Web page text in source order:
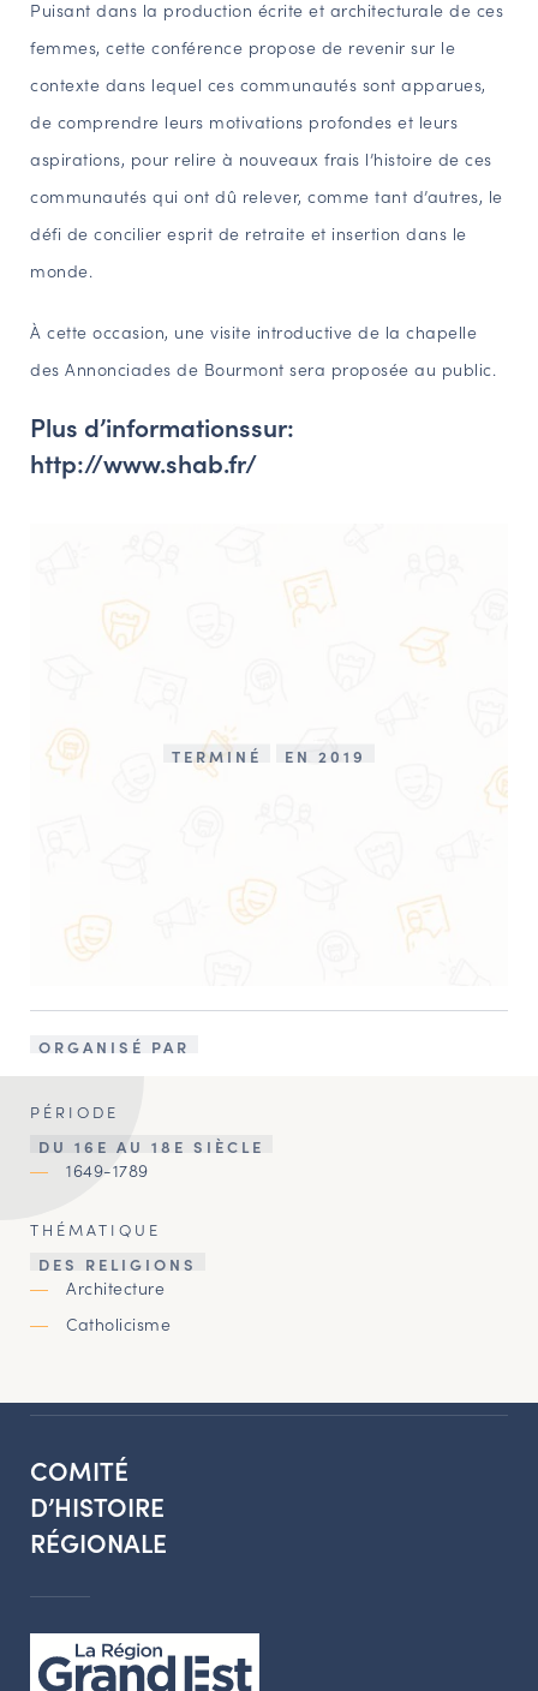
Puisant dans la production écrite et architecturale de ces
femmes, cette conférence propose de revenir sur le
contexte dans lequel ces communautés sont apparues,
de comprendre leurs motivations profondes et leurs
aspirations, pour relire à nouveaux frais l’histoire de ces
communautés qui ont dû relever, comme tant d’autres, le
défi de concilier esprit de retraite et insertion dans le
monde.
À cette occasion, une visite introductive de la chapelle
des Annonciades de Bourmont sera proposée au public.
Plus d’informationssur:
http://www.shab.fr/
TERMINÉ EN 2019
ORGANISÉ PAR
PÉRIODE
DU 16E AU 18E SIÈCLE
1649-1789
THÉMATIQUE
DES RELIGIONS
Architecture
Catholicisme
COMITÉ
D’HISTOIRE
RÉGIONALE